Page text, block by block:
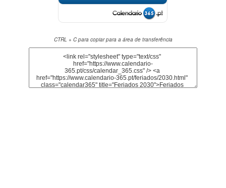
CTRL + C para copiar para a área de transferência